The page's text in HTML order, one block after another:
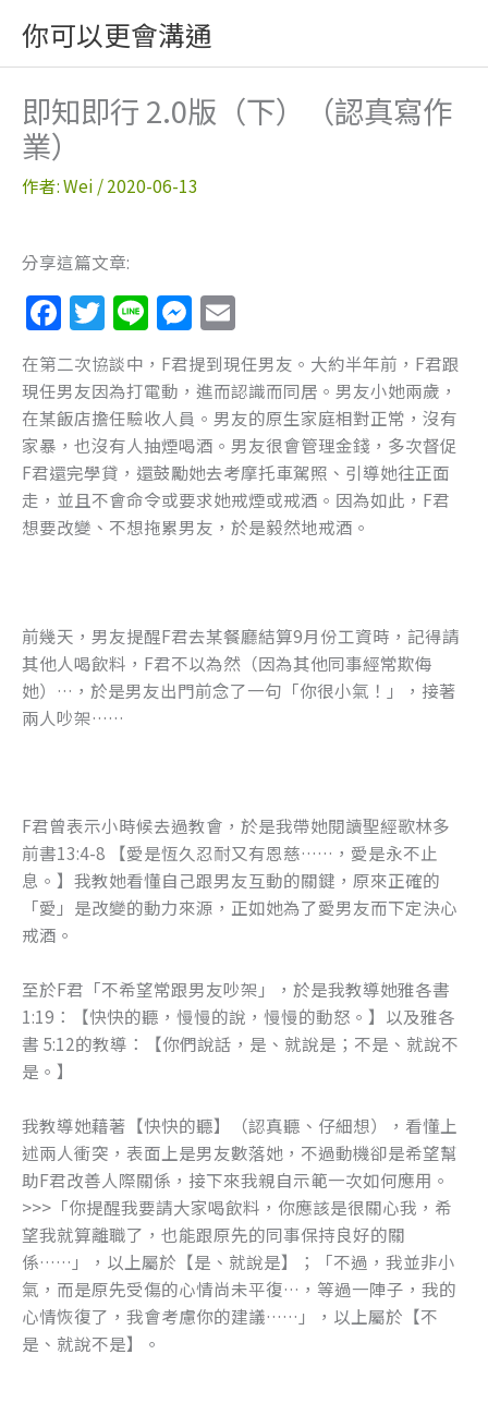
主
你可以更會溝通
即知即行 2.0版（下）（認真寫作
業）
作者:Wei /2020-06-13
分享這篇文章:
F
a
c
e
b
o
o
T
w
itt
er
Li
n
e
M
e
ss
e
n
g
er
m
ai
l
在第二次協談中，F君提到現任男友。大約半年前，F君跟
現任男友因為打電動，進而認識而同居。男友小她兩歲，
在某飯店擔任驗收人員。男友的原生家庭相對正常，沒有
家暴，也沒有人抽煙喝酒。男友很會管理金錢，多次督促
F君還完學貸，還鼓勵她去考摩托車駕照、引導她往正面
走，並且不會命令或要求她戒煙或戒酒。因為如此，F君
想要改變、不想拖累男友，於是毅然地戒酒。
前幾天，男友提醒F君去某餐廳結算9月份工資時，記得請
其他人喝飲料，F君不以為然（因為其他同事經常欺侮
她）…，於是男友出門前念了一句「你很小氣！」，接著
兩人吵架……
F君曾表示小時候去過教會，於是我帶她閱讀聖經歌林多
前書13:4-8 【愛是恆久忍耐又有恩慈……，愛是永不止
息。】我教她看懂自己跟男友互動的關鍵，原來正確的
「愛」是改變的動力來源，正如她為了愛男友而下定決心
戒酒。
至於F君「不希望常跟男友吵架」，於是我教導她雅各書
1:19：【快快的聽，慢慢的說，慢慢的動怒。】以及雅各
書 5:12的教導：【你們說話，是、就說是；不是、就說不
是。】
我教導她藉著【快快的聽】（認真聽、仔細想），看懂上
述兩人衝突，表面上是男友數落她，不過動機卻是希望幫
助F君改善人際關係，接下來我親自示範一次如何應用。
>>>「你提醒我要請大家喝飲料，你應該是很關心我，希
望我就算離職了，也能跟原先的同事保持良好的關
係……」，以上屬於【是、就說是】；「不過，我並非小
氣，而是原先受傷的心情尚未平復…，等過一陣子，我的
心情恢復了，我會考慮你的建議……」，以上屬於【不
是、就說不是】。